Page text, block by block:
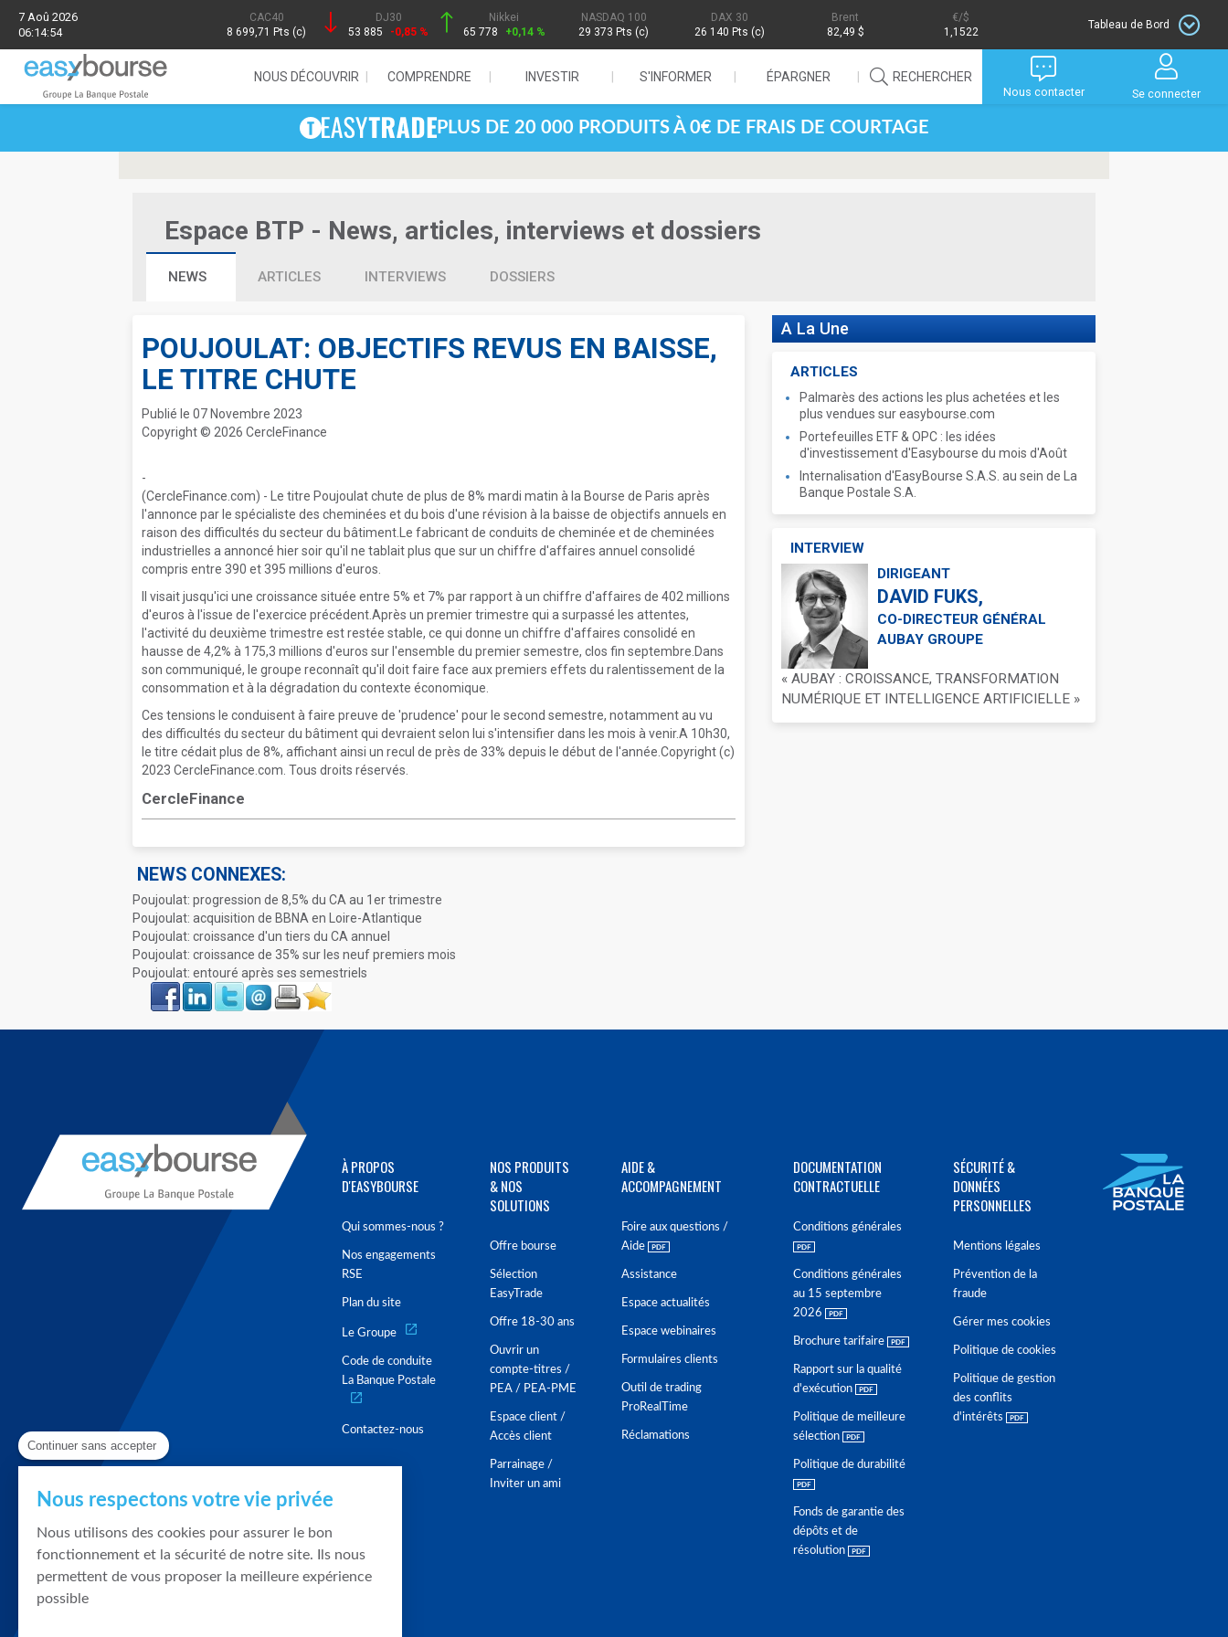
7 Aoû 2026
06:14:54
CAC40
8 699,71 Pts (c)
DJ30
53 885
-0,85 %
Nikkei
65 778
+0,14 %
NASDAQ 100
29 373 Pts (c)
DAX 30
26 140 Pts (c)
Brent
82,49 $
/$
1,1522
Tableau de Bord
NOUS DÉCOUVRIR COMPRENDRE INVESTIR S'INFORMER ÉPARGNER RECHERCHER
Nous contacter Se connecter
PLUS DE 20 000 PRODUITS À 0€ DE FRAIS DE COURTAGE
Espace BTP - News, articles, interviews et dossiers
NEWS ARTICLES INTERVIEWS DOSSIERS
POUJOULAT: OBJECTIFS REVUS EN BAISSE,
LE TITRE CHUTE
Publié le 07 Novembre 2023
Copyright © 2026 CercleFinance
-
(CercleFinance.com) - Le titre Poujoulat chute de plus de 8% mardi matin à la Bourse de Paris après
l'annonce par le spécialiste des cheminées et du bois d'une révision à la baisse de objectifs annuels en
raison des difficultés du secteur du bâtiment.Le fabricant de conduits de cheminée et de cheminées
industrielles a annoncé hier soir qu'il ne tablait plus que sur un chiffre d'affaires annuel consolidé
compris entre 390 et 395 millions d'euros.
Il visait jusqu'ici une croissance située entre 5% et 7% par rapport à un chiffre d'affaires de 402 millions
d'euros à l'issue de l'exercice précédent.Après un premier trimestre qui a surpassé les attentes,
l'activité du deuxième trimestre est restée stable, ce qui donne un chiffre d'affaires consolidé en
hausse de 4,2% à 175,3 millions d'euros sur l'ensemble du premier semestre, clos fin septembre.Dans
son communiqué, le groupe reconnaît qu'il doit faire face aux premiers effets du ralentissement de la
consommation et à la dégradation du contexte économique.
Ces tensions le conduisent à faire preuve de 'prudence' pour le second semestre, notamment au vu
des difficultés du secteur du bâtiment qui devraient selon lui s'intensifier dans les mois à venir.A 10h30,
le titre cédait plus de 8%, affichant ainsi un recul de près de 33% depuis le début de l'année.Copyright (c)
2023 CercleFinance.com. Tous droits réservés.
CercleFinance
NEWS CONNEXES:
Poujoulat: progression de 8,5% du CA au 1er trimestre
Poujoulat: acquisition de BBNA en Loire-Atlantique
Poujoulat: croissance d'un tiers du CA annuel
Poujoulat: croissance de 35% sur les neuf premiers mois
Poujoulat: entouré après ses semestriels
Face
book
LinkIn Twitter Envoyer ImprimerFavoris
A La Une
ARTICLES
Palmarès des actions les plus achetées et les
plus vendues sur easybourse.com
Portefeuilles ETF & OPC : les idées
d'investissement d'Easybourse du mois d'Août
Internalisation d'EasyBourse S.A.S. au sein de La
Banque Postale S.A.
INTERVIEW
DIRIGEANT
DAVID FUKS,
CO-DIRECTEUR GÉNÉRAL
AUBAY GROUPE
« AUBAY : CROISSANCE, TRANSFORMATION
NUMÉRIQUE ET INTELLIGENCE ARTIFICIELLE »
À PROPOS
D'EASYBOURSE
Qui sommes-nous ?
Nos engagements
RSE
Plan du site
Le Groupe
Code de conduite
La Banque Postale
Contactez-nous
NOS PRODUITS
& NOS
SOLUTIONS
Offre bourse
Sélection
EasyTrade
Offre 18-30 ans
Ouvrir un
compte-titres /
PEA / PEA-PME
Espace client /
Accès client
Parrainage /
Inviter un ami
AIDE &
ACCOMPAGNEMENT
Foire aux questions /
Aide
Assistance
Espace actualités
Espace webinaires
Formulaires clients
Outil de trading
ProRealTime
Réclamations
DOCUMENTATION
CONTRACTUELLE
Conditions générales
Conditions générales
au 15 septembre
2026
Brochure tarifaire
Rapport sur la qualité
d'exécution
Politique de meilleure
sélection
Politique de durabilité
Fonds de garantie des
dépôts et de
résolution
SÉCURITÉ &
DONNÉES
PERSONNELLES
Mentions légales
Prévention de la
fraude
Gérer mes cookies
Politique de cookies
Politique de gestion
des conflits
d'intérêts
Continuer sans accepter
Nous respectons votre vie privée
Nous utilisons des cookies pour assurer le bon
fonctionnement et la sécurité de notre site. Ils nous
permettent de vous proposer la meilleure expérience
possible